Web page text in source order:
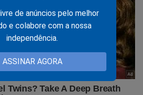
de anúncios pelo melhor
e colabore com a nossa
independência.
ASSINAR AGORA